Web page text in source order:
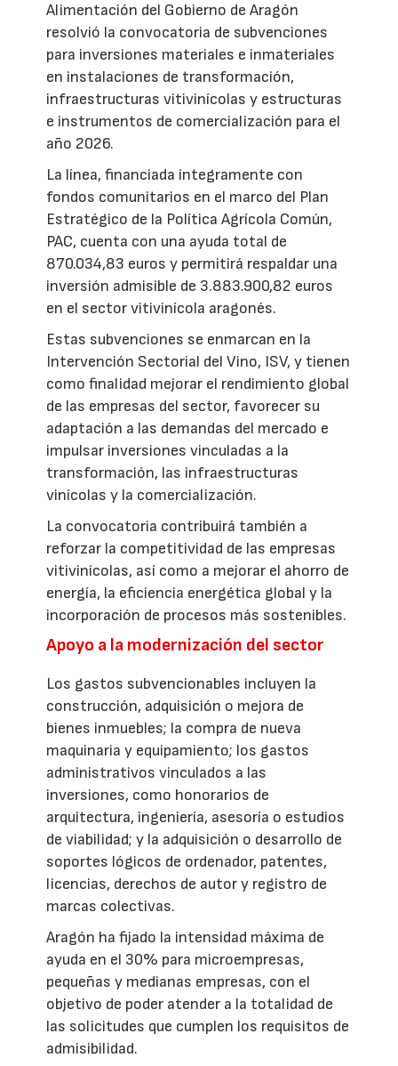
Alimentación del Gobierno de Aragón
resolvió la convocatoria de subvenciones
para inversiones materiales e inmateriales
en instalaciones de transformación,
infraestructuras vitivinícolas y estructuras
e instrumentos de comercialización para el
año 2026.
La línea, financiada íntegramente con
fondos comunitarios en el marco del Plan
Estratégico de la Política Agrícola Común,
PAC, cuenta con una ayuda total de
870.034,83 euros y permitirá respaldar una
inversión admisible de 3.883.900,82 euros
en el sector vitivinícola aragonés.
Estas subvenciones se enmarcan en la
Intervención Sectorial del Vino, ISV, y tienen
como finalidad mejorar el rendimiento global
de las empresas del sector, favorecer su
adaptación a las demandas del mercado e
impulsar inversiones vinculadas a la
transformación, las infraestructuras
vinícolas y la comercialización.
La convocatoria contribuirá también a
reforzar la competitividad de las empresas
vitivinícolas, así como a mejorar el ahorro de
energía, la eficiencia energética global y la
incorporación de procesos más sostenibles.
Apoyo a la modernización del sector
Los gastos subvencionables incluyen la
construcción, adquisición o mejora de
bienes inmuebles; la compra de nueva
maquinaria y equipamiento; los gastos
administrativos vinculados a las
inversiones, como honorarios de
arquitectura, ingeniería, asesoría o estudios
de viabilidad; y la adquisición o desarrollo de
soportes lógicos de ordenador, patentes,
licencias, derechos de autor y registro de
marcas colectivas.
Aragón ha fijado la intensidad máxima de
ayuda en el 30% para microempresas,
pequeñas y medianas empresas, con el
objetivo de poder atender a la totalidad de
las solicitudes que cumplen los requisitos de
admisibilidad.